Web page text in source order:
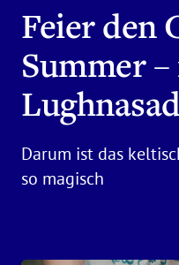
Feier den
Summer
Darum ist das
so magisch